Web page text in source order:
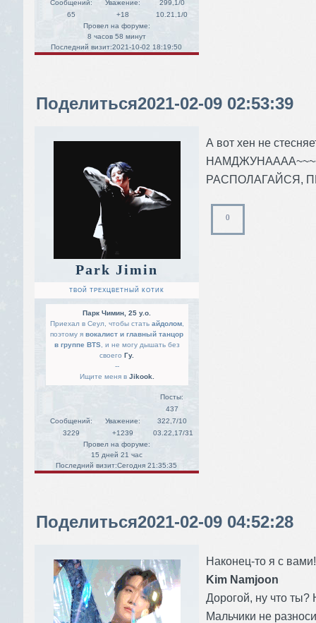
Сообщений:
65
Уважение:
+18
299,1/0
10.21,1/0
Провел на форуме:
8 часов 58 минут
Последний визит:2021-10-02 18:19:50
Поделиться2021-02-09 02:53:39
Park Jimin
ТВОЙ ТРЕХЦВЕТНЫЙ КОТИК
Парк Чимин, 25 y.o.
Приехал в Сеул, чтобы стать айдолом,
поэтому я вокалист и главный танцор
в группе BTS, и не могу дышать без
своего Гу.
--
Ищите меня в Jikook.
Сообщений:
3229
Уважение:
+1239
Посты:
437
322,7/10
03.22,17/31
Провел на форуме:
15 дней 21 час
Последний визит:Сегодня 21:35:35
А вот хен не
РАСПОЛАГАЙСЯ,
0
Поделиться2021-02-09 04:52:28
Наконец-то я с вами!
Kim Namjoon
Дорогой, ну что
Мальчики не